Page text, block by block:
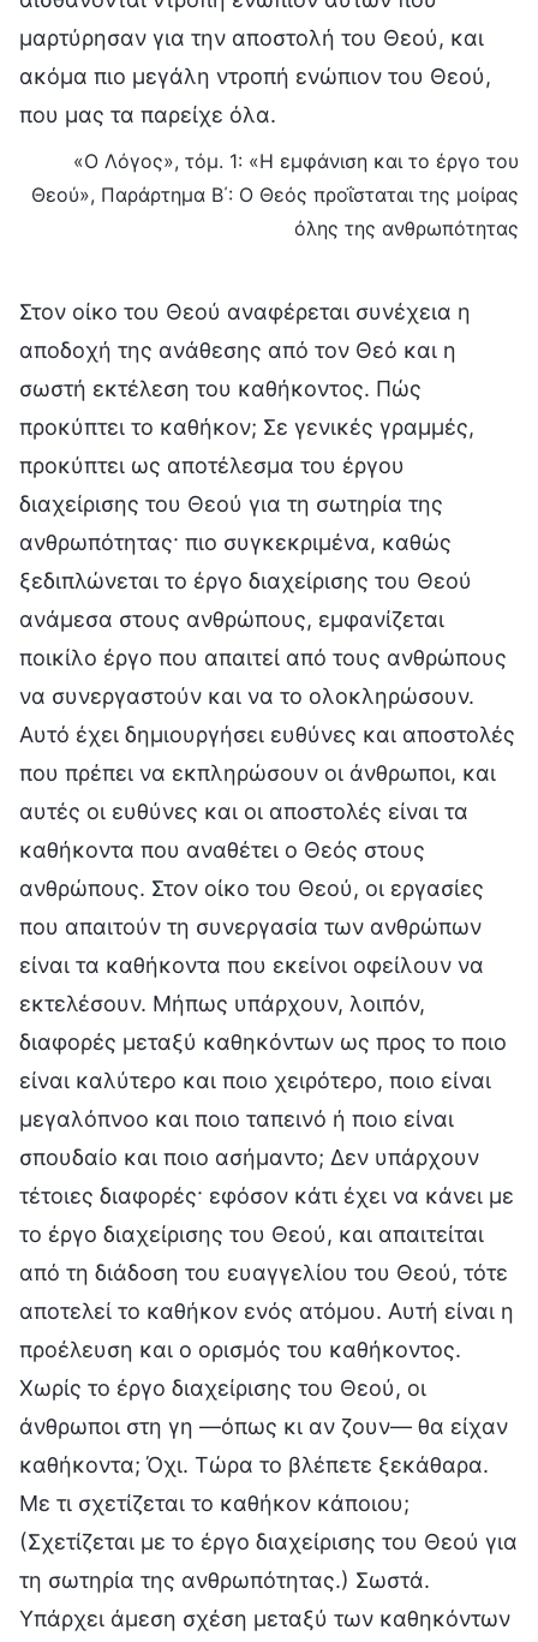
μαρτύρησαν για την αποστολή του Θεού, και
ακόμα πιο μεγάλη ντροπή ενώπιον του Θεού,
που μας τα παρείχε όλα.
«Ο Λόγος», τόμ. 1: «Η εμφάνιση και το έργο του
Θεού», Παράρτημα Β΄: Ο Θεός προΐσταται της μοίρας
όλης της ανθρωπότητας
Στον οίκο του Θεού αναφέρεται συνέχεια η
αποδοχή της ανάθεσης από τον Θεό και η
σωστή εκτέλεση του καθήκοντος. Πώς
προκύπτει το καθήκον; Σε γενικές γραμμές,
προκύπτει ως αποτέλεσμα του έργου
διαχείρισης του Θεού για τη σωτηρία της
ανθρωπότητας· πιο συγκεκριμένα, καθώς
ξεδιπλώνεται το έργο διαχείρισης του Θεού
ανάμεσα στους ανθρώπους, εμφανίζεται
ποικίλο έργο που απαιτεί από τους ανθρώπους
να συνεργαστούν και να το ολοκληρώσουν.
Αυτό έχει δημιουργήσει ευθύνες και αποστολές
που πρέπει να εκπληρώσουν οι άνθρωποι, και
αυτές οι ευθύνες και οι αποστολές είναι τα
καθήκοντα που αναθέτει ο Θεός στους
ανθρώπους. Στον οίκο του Θεού, οι εργασίες
που απαιτούν τη συνεργασία των ανθρώπων
είναι τα καθήκοντα που εκείνοι οφείλουν να
εκτελέσουν. Μήπως υπάρχουν, λοιπόν,
διαφορές μεταξύ καθηκόντων ως προς το ποιο
είναι καλύτερο και ποιο χειρότερο, ποιο είναι
μεγαλόπνοο και ποιο ταπεινό ή ποιο είναι
σπουδαίο και ποιο ασήμαντο; Δεν υπάρχουν
τέτοιες διαφορές· εφόσον κάτι έχει να κάνει με
το έργο διαχείρισης του Θεού, και απαιτείται
από τη διάδοση του ευαγγελίου του Θεού, τότε
αποτελεί το καθήκον ενός ατόμου. Αυτή είναι η
προέλευση και ο ορισμός του καθήκοντος.
Χωρίς το έργο διαχείρισης του Θεού, οι
άνθρωποι στη γη —όπως κι αν ζουν— θα είχαν
καθήκοντα; Όχι. Τώρα το βλέπετε ξεκάθαρα.
Με τι σχετίζεται το καθήκον κάποιου;
(Σχετίζεται με το έργο διαχείρισης του Θεού για
τη σωτηρία της ανθρωπότητας.) Σωστά.
Υπάρχει άμεση σχέση μεταξύ των καθηκόντων